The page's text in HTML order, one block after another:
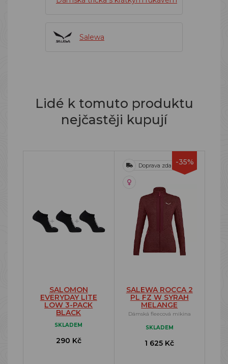
Salewa
Lidé k tomuto produktu
nejčastěji kupují
SALOMON
EVERYDAY LITE
LOW 3-PACK
BLACK
SKLADEM
290 Kč
-35%
Doprava zdarma
SALEWA ROCCA 2
PL FZ W SYRAH
MELANGE
Dámská fleecová mikina
SKLADEM
1 625 Kč